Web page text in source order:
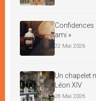
Confidences
ami »
22 Mai 2026
Un chapelet
Léon XIV
28 Mai 2026